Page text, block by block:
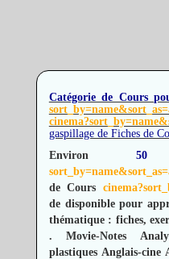
Catégorie de Cours
gaspillage de Fiches de
Environ 50
de Cours
de disponible pour
thématique : fiches,
.
Movie-Notes
plastiques Anglais-cine